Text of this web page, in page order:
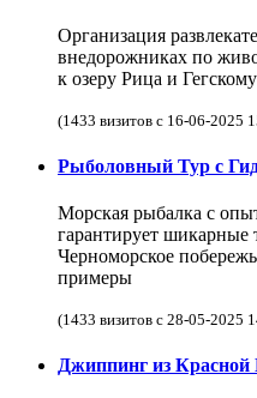
Организация
внедорожниках по
к озеру Рица и
(1433 визитов с 16-06-2025
Рыболовный Тур с
Морская рыбалка с
гарантирует
Черноморское
примеры
(1433 визитов с 28-05-2025
Джиппинг из